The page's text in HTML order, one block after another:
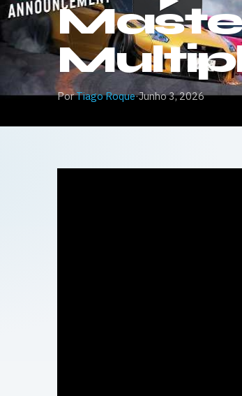
PorTiago Roque·Junho 3, 2026